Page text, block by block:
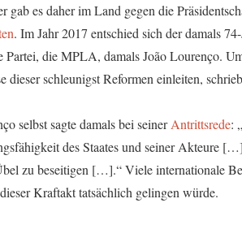
gab es daher im Land gegen die
. Im Jahr 2017 entschied sich der damals
Partei, die MPLA, damals João Lourenço.
dieser schleunigst Reformen einleiten,
selbst sagte damals bei seinerAntrittsrede:
des Staates und seiner Akteure
zu beseitigen […].“ Viele internationale
Kraftakt tatsächlich gelingen würde.